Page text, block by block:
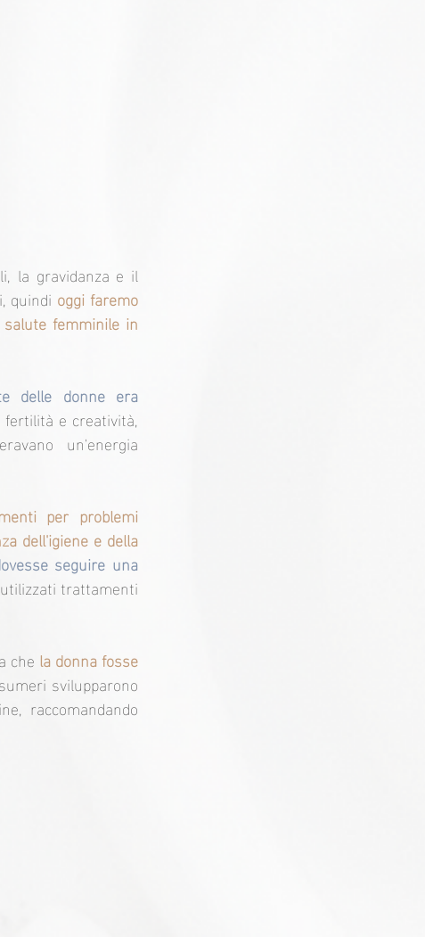
la gravidanza e il
quindi oggi faremo
femminile in
delle donne era
e creatività,
un'energia
per problemi
dell'igiene e della
seguire una
trattamenti
che la donna fosse
svilupparono
raccomandando